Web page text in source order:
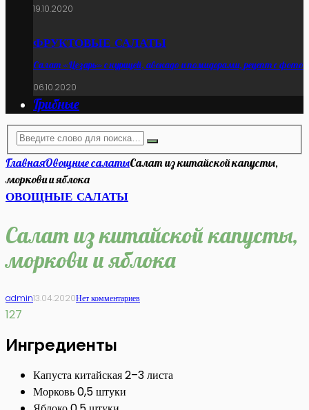
19.10.2020
ФРУКТОВЫЕ САЛАТЫ
Салат «Цезарь» с курицей, авокадо и помидорами, рецепт с фото
06.10.2020
Грибные
ГлавнаяОвощные салатыСалат из китайской капусты,
моркови и яблока
ОВОЩНЫЕ САЛАТЫ
Салат из китайской капусты,
моркови и яблока
admin13.04.2020Нет комментариев
127
Ингредиенты
Капуста китайская 2–3 листа
Морковь 0,5 штуки